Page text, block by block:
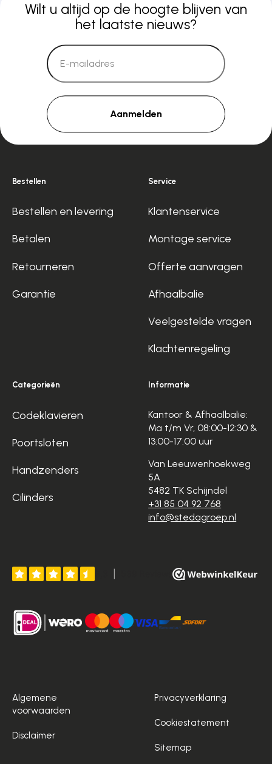
Wilt u altijd op de hoogte blijven van
het laatste nieuws?
Aanmelden
Bestellen
Bestellen en levering
Betalen
Retourneren
Garantie
Service
Klantenservice
Montage service
Offerte aanvragen
Afhaalbalie
Veelgestelde vragen
Klachtenregeling
Categorieën
Codeklavieren
Poortsloten
Handzenders
Cilinders
Informatie
Kantoor & Afhaalbalie:
Ma t/m Vr, 08:00-12:30 &
13:00-17:00 uur
Van Leeuwenhoekweg
5A
5482 TK Schijndel
+31 85 04 92 768
info@stedagroep.nl
Algemene
voorwaarden
Disclaimer
Privacyverklaring
Cookiestatement
Sitemap